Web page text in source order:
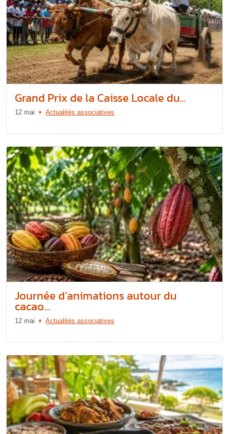
Grand Prix de la Caisse Locale du...
12 mai Actualités associatives
Journée d’animations autour du
cacao...
12 mai Actualités associatives